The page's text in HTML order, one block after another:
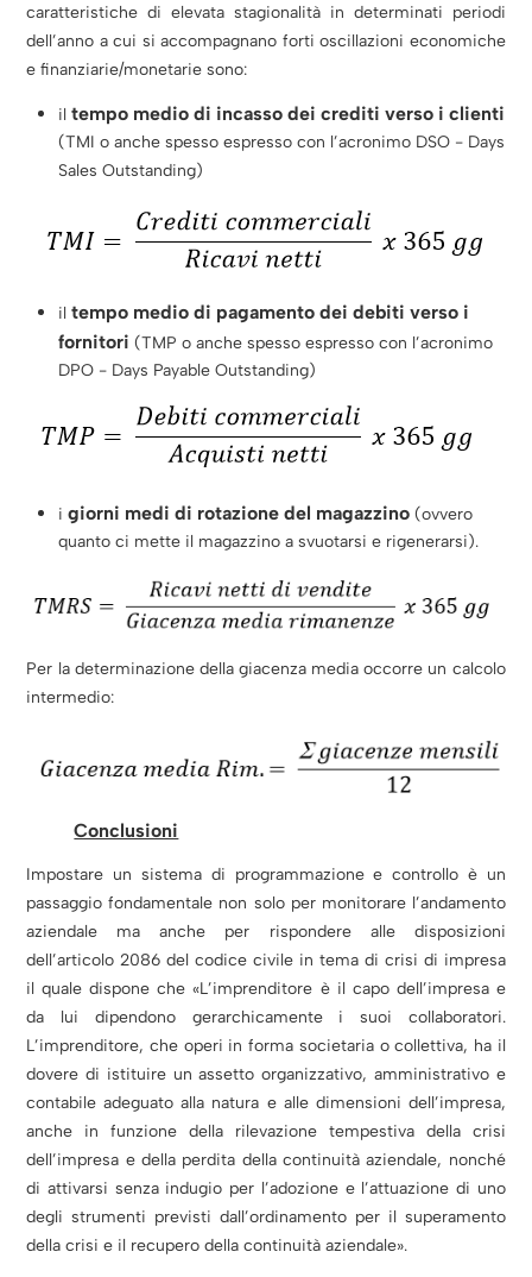
caratteristiche di elevata stagionalità in determinati periodi
dell’anno a cui si accompagnano forti oscillazioni economiche
e finanziarie/monetarie sono:
iltempo medio di incasso dei crediti verso i clienti
(TMI o anche spesso espresso con l’acronimo DSO - Days
Sales Outstanding)
iltempo medio di pagamento dei debiti verso i
fornitori(TMP o anche spesso espresso con l’acronimo
DPO - Days Payable Outstanding)
igiorni medi di rotazione del magazzino (ovvero
quanto ci mette il magazzino a svuotarsi e rigenerarsi).
Per la determinazione della giacenza media occorre un calcolo
intermedio:
Conclusioni
Impostare un sistema di programmazione e controllo è un
passaggio fondamentale non solo per monitorare l’andamento
aziendale ma anche per rispondere alle disposizioni
dell’articolo 2086 del codice civile in tema di crisi di impresa
il quale dispone che «L’imprenditore è il capo dell’impresa e
da lui dipendono gerarchicamente i suoi collaboratori.
L’imprenditore, che operi in forma societaria o collettiva, ha il
dovere di istituire un assetto organizzativo, amministrativo e
contabile adeguato alla natura e alle dimensioni dell’impresa,
anche in funzione della rilevazione tempestiva della crisi
dell’impresa e della perdita della continuità aziendale, nonché
di attivarsi senza indugio per l’adozione e l’attuazione di uno
degli strumenti previsti dall’ordinamento per il superamento
della crisi e il recupero della continuità aziendale».